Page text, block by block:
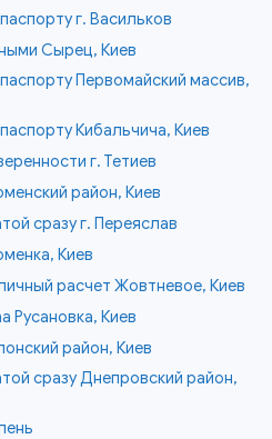
г. Васильков
Сырец, Киев
Первомайский массив,
Кибальчича, Киев
г. Тетиев
район, Киев
сразу г. Переяслав
Киев
расчет Жовтневое, Киев
Русановка, Киев
район, Киев
сразу Днепровский район,